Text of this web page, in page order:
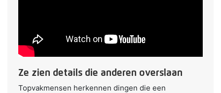
Ze zien details die anderen overslaan
Topvakmensen herkennen dingen die een